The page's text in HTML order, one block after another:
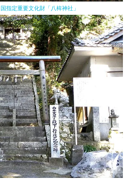
指定重要文化財「八桙神社」